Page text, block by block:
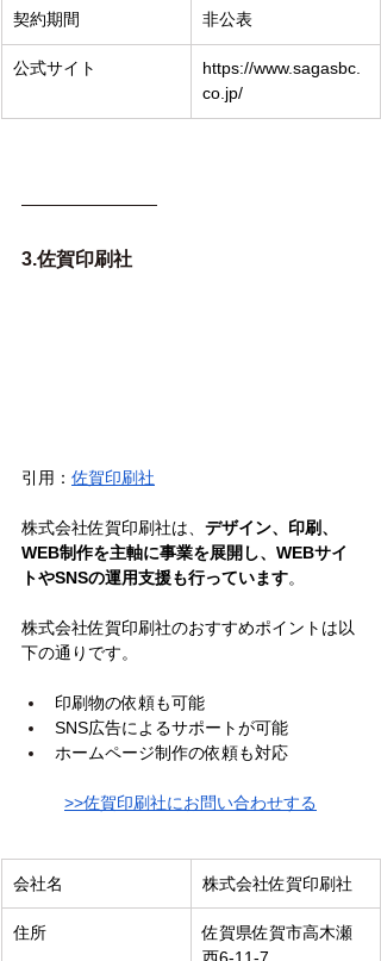
契約期間 非公表
公式サイト
https://www.sagasbc.
co.jp/
3.佐賀印刷社
引用： 佐賀印刷社
株式会社佐賀印刷社は、 デザイン、印刷、
WEB制作を主軸に事業を展開し、WEBサイ
トやSNSの運用支援も行っています。
株式会社佐賀印刷社のおすすめポイントは以
下の通りです。
印刷物の依頼も可能
SNS広告によるサポートが可能
ホームページ制作の依頼も対応
>>佐賀印刷社にお問い合わせする
会社名 株式会社佐賀印刷社
住所
佐賀県佐賀市高木瀬